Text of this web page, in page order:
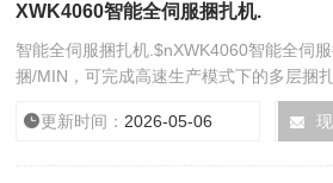
XWK4060智能全伺服捆扎机.
智能全伺服捆扎机.$nXWK4060智能全伺
捆/MIN，可完成高速生产模式下的多层捆
切断用完的膜卷，并同时将新的膜卷热封
成完整的膜卷可实现不停机自动更换膜卷
更新时间： 2026-05-06 浏